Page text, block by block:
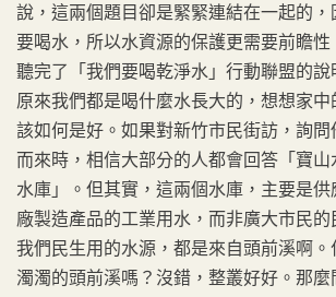
說，這兩個題目卻是緊緊連結在一起的，
要喝水，所以水資源的保護更需要前瞻性
聽完了「我們要喝乾淨水」行動聯盟的說
原來我們都是喝什麼水長大的，想想家
該如何是好。如果對新竹市民街訪，詢
而來時，相信大部分的人都會回答「寶
水庫」。但其實，這兩個水庫，主要是
廠製造產品的工業用水，而非廣大市民的
我們民生用的水源，都是來自頭前溪啊
濁濁的頭前溪嗎？沒錯，整叢好好。那